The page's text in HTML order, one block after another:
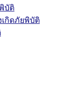
บัติ
เกิดภัยพิบัติ